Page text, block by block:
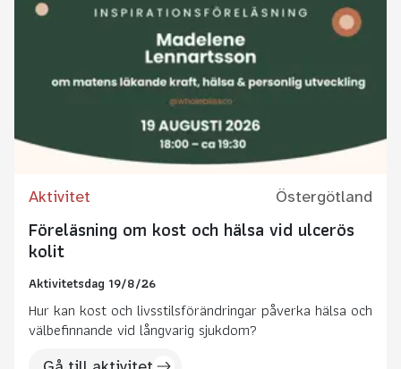
Aktivitet Östergötland
Föreläsning om kost och hälsa vid ulcerös
kolit
Aktivitetsdag 19/8/26
Hur kan kost och livsstilsförändringar påverka hälsa och
välbefinnande vid långvarig sjukdom?